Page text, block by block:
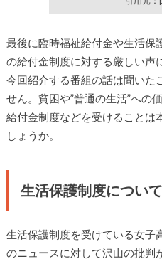
最後に臨時福祉給付金や生活保
の給付金制度に対する厳しい声
今回紹介する番組の話は聞いた
せん。貧困や”普通の生活”への
給付金制度などを受けることは
しょうか。
生活保護制度につい
生活保護制度を受けている女子
のニュースに対して沢山の批判